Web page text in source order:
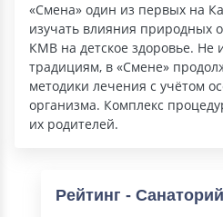
«Смена» один из первых на
изучать влияния природных
КМВ на детское здоровье. Не
традициям, в «Смене»
методики лечения с учётом
организма. Комплекс
их родителей.
Рейтинг -